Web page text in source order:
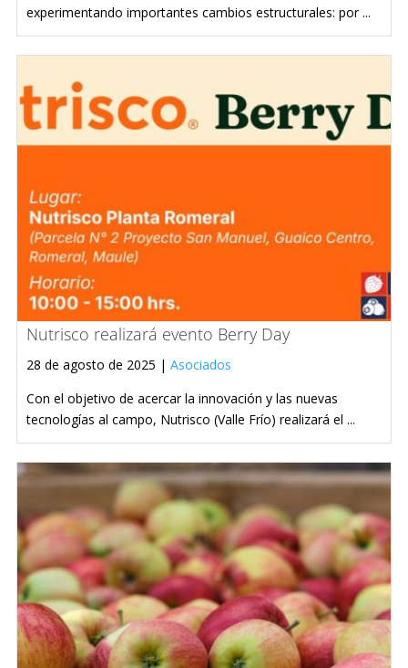
experimentando importantes cambios estructurales: por ...
Nutrisco realizará evento Berry Day
28 de agosto de 2025 | Asociados
Con el objetivo de acercar la innovación y las nuevas
tecnologías al campo, Nutrisco (Valle Frío) realizará el ...